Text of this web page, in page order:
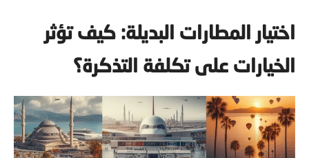
اختيار المطارات البديلة: كيف تؤثر
الخيارات على تكلفة التذكرة؟